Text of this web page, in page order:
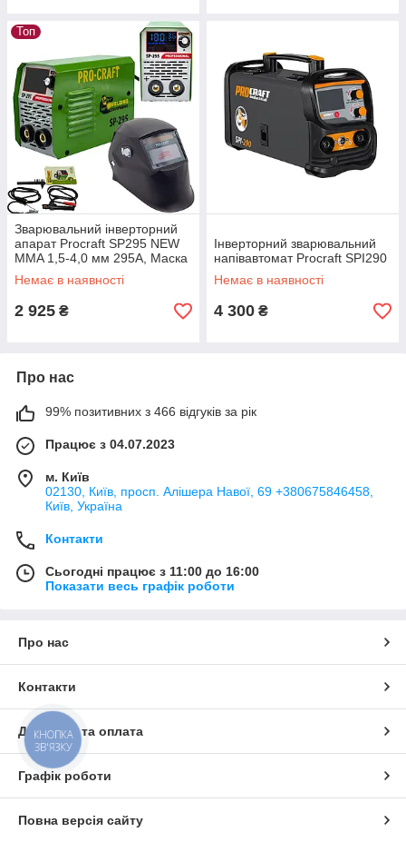
Топ
Зварювальний інверторний
апарат Procraft SP295 NEW
MMA 1,5-4,0 мм 295А, Маска
зварювальна в комплекті,
Гарантія 3 роки
Немає в наявності
2 925 ₴
Інверторний зварювальний
напівавтомат Procraft SPI290
Немає в наявності
4 300 ₴
Про нас
99% позитивних з 466 відгуків за рік
Працює з 04.07.2023
м. Київ
02130, Київ, просп. Алішера Навої, 69 +380675846458,
Київ, Україна
Контакти
Сьогодні працює з 11:00 до 16:00
Показати весь графік роботи
Про нас
Контакти
Доставка та оплата
Графік роботи
Повна версія сайту
КНОПКА
ЗВ'ЯЗКУ